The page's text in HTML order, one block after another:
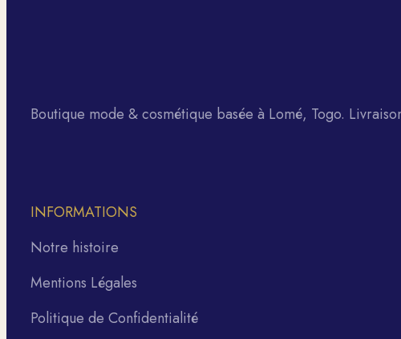
Boutique mode & cosmétique basée à Lomé, Togo.
INFORMATIONS
Notre histoire
Mentions Légales
Politique de Confidentialité